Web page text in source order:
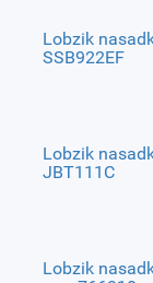
Lobzik
SSB922EF
Lobzik
JBT111C
Lobzik